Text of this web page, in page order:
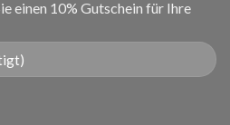
einen 10% Gutschein für Ihre